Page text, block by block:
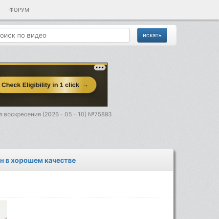
ФОРУМ
воскресения (2026 - 05 - 10) №75893
в хорошем качестве